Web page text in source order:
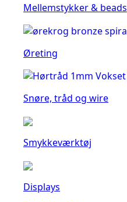
Mellemstykker & beads
Øreting
Snøre, tråd og wire
Smykkeværktøj
Displays